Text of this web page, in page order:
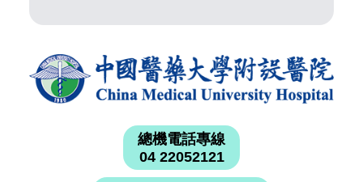
總機電話專線
04 22052121